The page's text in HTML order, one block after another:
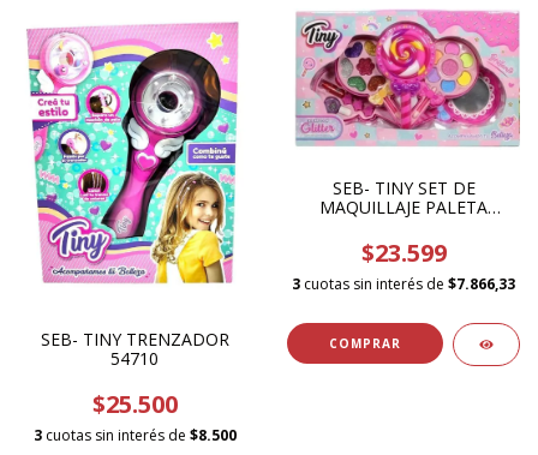
SEB- TINY TRENZADOR
54710
$25.500
3 cuotas sin interés de $8.500
SEB- TINY SET DE
MAQUILLAJE PALETA
$23.599
3 cuotas sin interés de $7.866,33